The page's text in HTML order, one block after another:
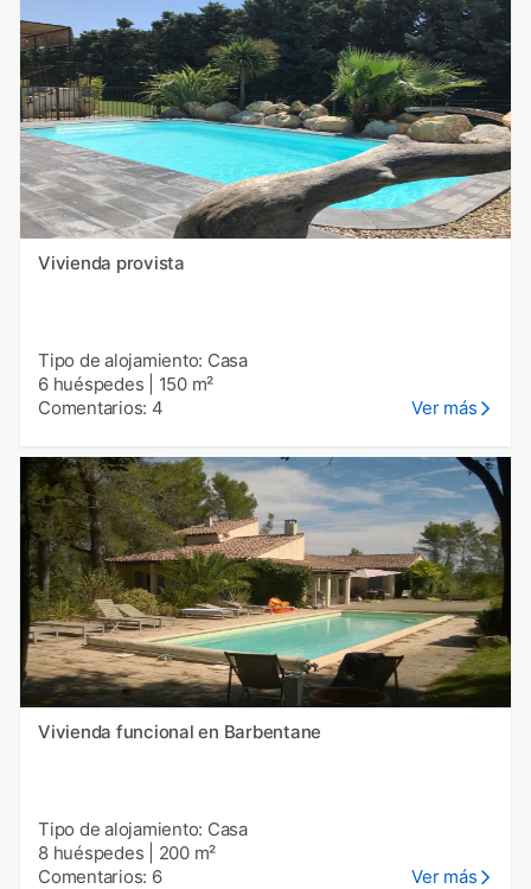
Vivienda provista
Tipo de alojamiento: Casa
6 huéspedes
150 m²
Comentarios: 4
Ver más
Vivienda funcional en Barbentane
Tipo de alojamiento: Casa
8 huéspedes
200 m²
Comentarios: 6
Ver más